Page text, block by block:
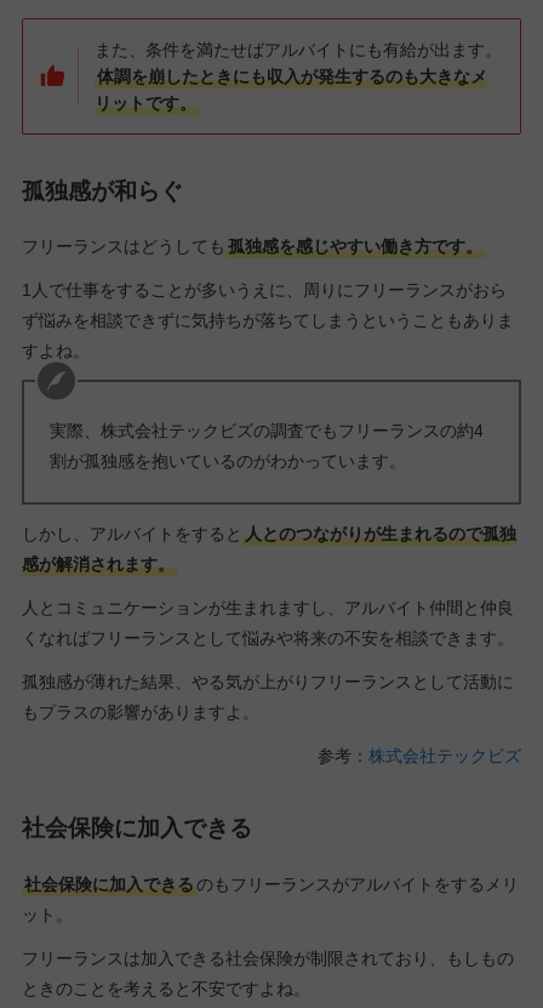
また、条件を満たせばアルバイトにも有給が出ます。
体調を崩したときにも収入が発生するのも大きなメ
リットです。
孤独感が和らぐ
フリーランスはどうしても 孤独感を感じやすい働き方です。
1人で仕事をすることが多いうえに、周りにフリーランスがおら
ず悩みを相談できずに気持ちが落ちてしまうということもありま
すよね。
実際、株式会社テックビズの調査でもフリーランスの約4
割が孤独感を抱いているのがわかっています。
しかし、アルバイトをすると 人とのつながりが生まれるので孤独
感が解消されます。
人とコミュニケーションが生まれますし、アルバイト仲間と仲良
くなればフリーランスとして悩みや将来の不安を相談できます。
孤独感が薄れた結果、やる気が上がりフリーランスとして活動に
もプラスの影響がありますよ。
参考：株式会社テックビズ
社会保険に加入できる
社会保険に加入できるのもフリーランスがアルバイトをするメリ
ット。
フリーランスは加入できる社会保険が制限されており、もしもの
ときのことを考えると不安ですよね。